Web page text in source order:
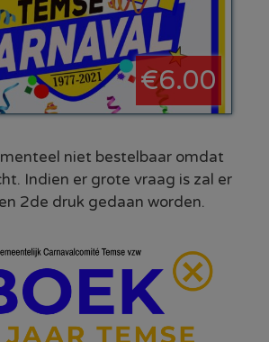
€6.00
niet bestelbaar omdat
Indien er grote vraag is zal er
2de druk gedaan worden.